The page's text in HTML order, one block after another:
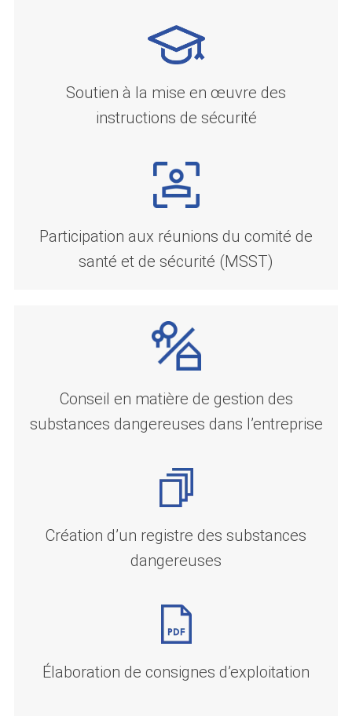
Soutien à la mise en œuvre des
instructions de sécurité
Participation aux réunions du comité de
santé et de sécurité (MSST)
Conseil en matière de gestion des
substances dangereuses dans l’entreprise
Création d’un registre des substances
dangereuses
Élaboration de consignes d’exploitation